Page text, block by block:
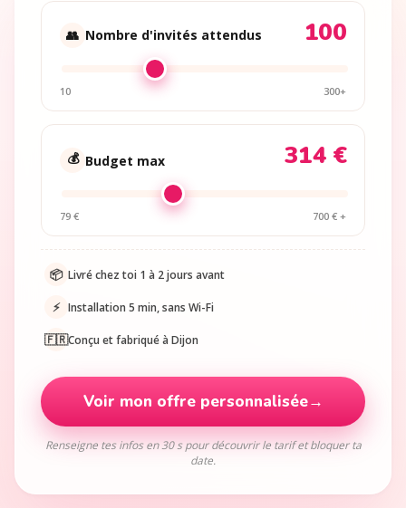
👥 Nombre d'invités attendus 100
10 300+
💰 Budget max 314 €
79 € 700 € +
📦 Livré chez toi 1 à 2 jours avant
⚡ Installation 5 min, sans Wi-Fi
🇫🇷Conçu et fabriqué à Dijon
Voir mon offre personnalisée→
Renseigne tes infos en 30 s pour découvrir le tarif et bloquer ta
date.